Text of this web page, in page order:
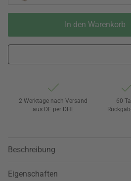
In den Warenkorb
2 Werktage nach Versand
aus DE per DHL
60
Beschreibung
Eigenschaften